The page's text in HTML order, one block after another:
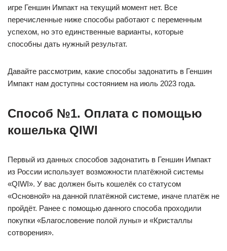
игре Геншин Импакт на текущий момент нет. Все
перечисленные ниже способы работают с переменным
успехом, но это единственные варианты, которые
способны дать нужный результат.
Давайте рассмотрим, какие способы задонатить в Геншин
Импакт нам доступны состоянием на июль 2023 года.
Способ №1. Оплата с помощью
кошелька QIWI
Первый из данных способов задонатить в Геншин Импакт
из России использует возможности платёжной системы
«QIWI». У вас должен быть кошелёк со статусом
«Основной» на данной платёжной системе, иначе платёж не
пройдёт. Ранее с помощью данного способа проходили
покупки «Благословение полой луны» и «Кристаллы
сотворения».